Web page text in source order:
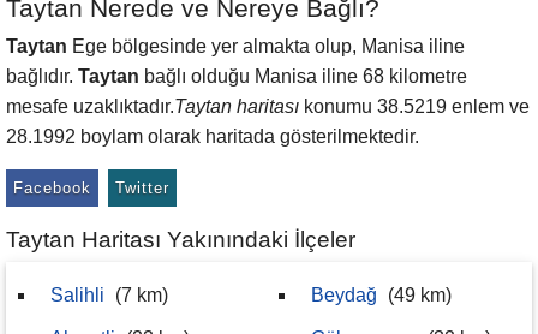
Taytan Nerede ve Nereye Bağlı?
Taytan Ege bölgesinde yer almakta olup, Manisa iline
bağlıdır. Taytan bağlı olduğu Manisa iline 68 kilometre
mesafe uzaklıktadır.Taytan haritası konumu 38.5219 enlem ve
28.1992 boylam olarak haritada gösterilmektedir.
Facebook Twitter
Taytan Haritası Yakınındaki İlçeler
Salihli (7 km) Beydağ (49 km)